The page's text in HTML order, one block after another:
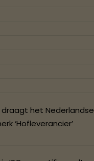
draagt het Nederlandse
‘Hofleverancier’